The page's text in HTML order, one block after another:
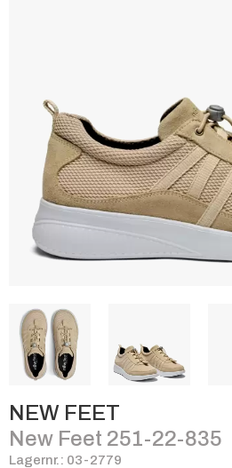
NEW FEET
New Feet 251-22-835
Lagernr.: 03-2779